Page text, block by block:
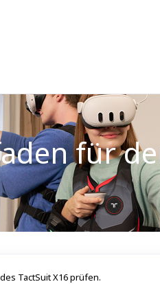
für
TactSuit X16 prüfen.